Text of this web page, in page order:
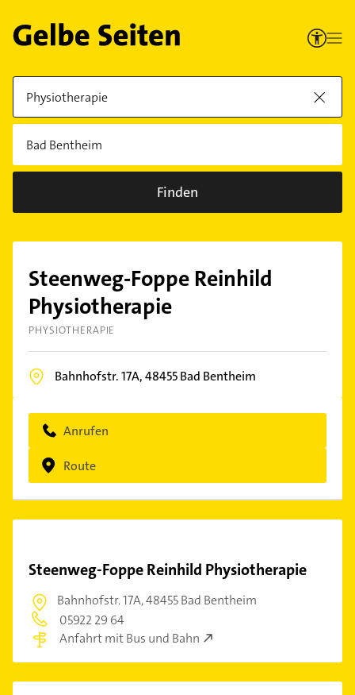
Finden
Steenweg-Foppe Reinhild
Physiotherapie
PHYSIOTHERAPIE
Bahnhofstr. 17A,48455Bad Bentheim
Anrufen
Route
Steenweg-Foppe Reinhild Physiotherapie
Bahnhofstr. 17A,48455 Bad Bentheim
05922 29 64
Anfahrt mit Bus und Bahn